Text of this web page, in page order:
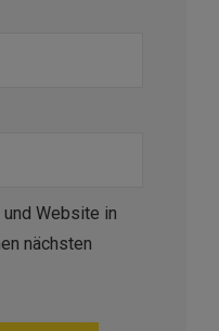
Website in
nächsten